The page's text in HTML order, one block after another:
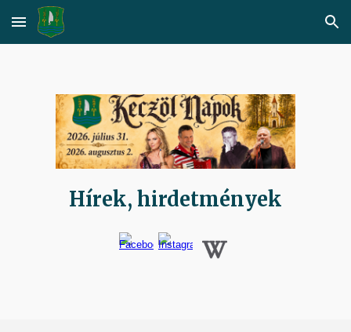
Skip to main content Skip to navigation
Hírek, hirdetmények